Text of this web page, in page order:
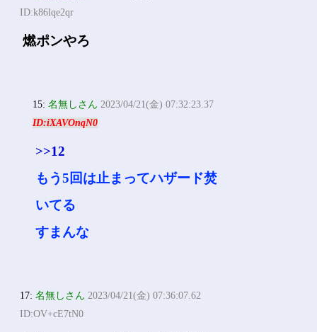
ID:k86lqe2qr
燃ポンやろ
15:名無しさん 2023/04/21(金) 07:32:23.37
ID:iXAVOnqN0
>>12
もう5回は止まってハザード焚
いてる
すまんな
17:名無しさん 2023/04/21(金) 07:36:07.62
ID:OV+cE7tN0